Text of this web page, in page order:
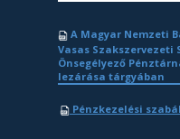
​A Magyar Nemzeti
Vasas Szakszervezeti
Önsegélyező
lezárása tárgyában
Pénzkezelési